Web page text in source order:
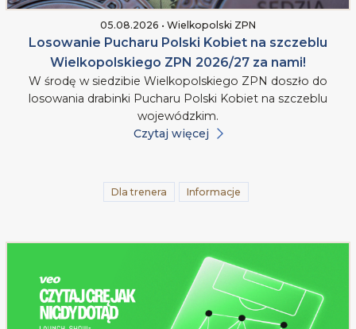
05.08.2026 • Wielkopolski ZPN
Losowanie Pucharu Polski Kobiet na szczeblu
Wielkopolskiego ZPN 2026/27 za nami!
W środę w siedzibie Wielkopolskiego ZPN doszło do
losowania drabinki Pucharu Polski Kobiet na szczeblu
wojewódzkim.
Czytaj więcej
Dla trenera Informacje